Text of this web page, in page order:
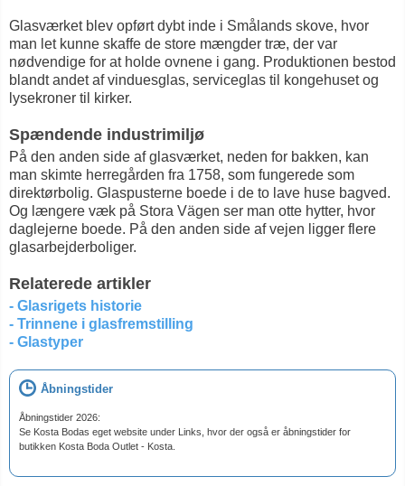
Glasværket blev opført dybt inde i Smålands skove, hvor
man let kunne skaffe de store mængder træ, der var
nødvendige for at holde ovnene i gang. Produktionen bestod
blandt andet af vinduesglas, serviceglas til kongehuset og
lysekroner til kirker.
Spændende industrimiljø
På den anden side af glasværket, neden for bakken, kan
man skimte herregården fra 1758, som fungerede som
direktørbolig. Glaspusterne boede i de to lave huse bagved.
Og længere væk på Stora Vägen ser man otte hytter, hvor
daglejerne boede. På den anden side af vejen ligger flere
glasarbejderboliger.
Relaterede artikler
- Glasrigets historie
- Trinnene i glasfremstilling
- Glastyper
Åbningstider
Åbningstider 2026:
Se Kosta Bodas eget website under Links, hvor der også er åbningstider for
butikken Kosta Boda Outlet - Kosta.